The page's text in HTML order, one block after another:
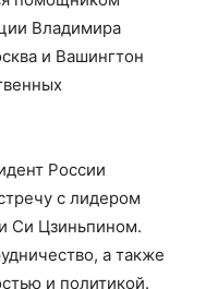
Владимира
и Вашингтон
России
с лидером
Си Цзиньпином.
а также
и политикой.